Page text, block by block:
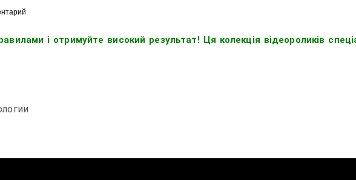
і отримуйте високий результат! Ця колекція відеороликів